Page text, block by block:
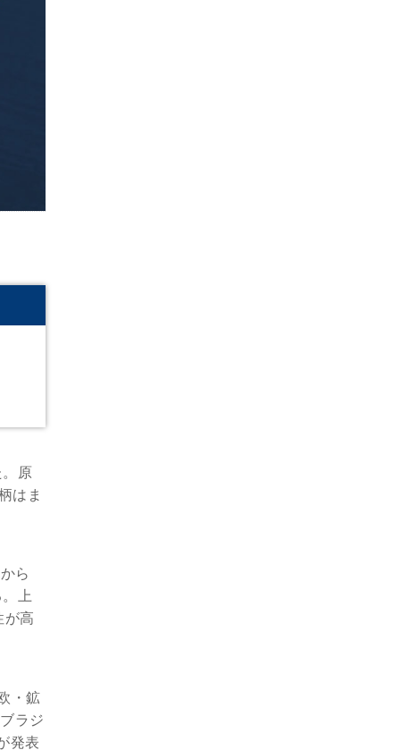
原
はま
ら
上
が高
・鉱
ラジ
発表